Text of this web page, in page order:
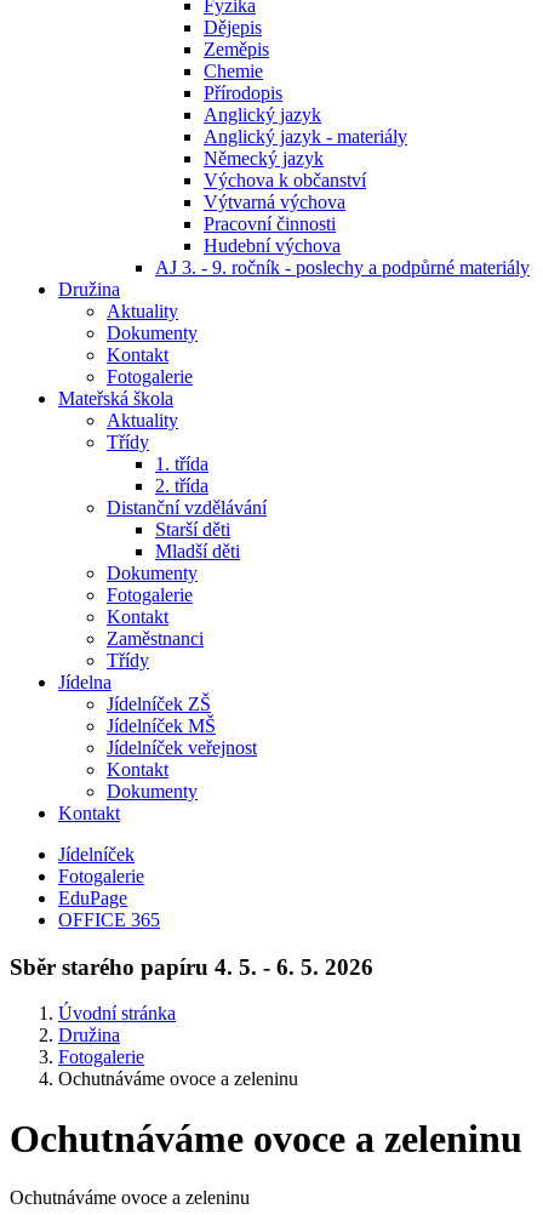
Fyzika
Dějepis
Zeměpis
Chemie
Přírodopis
Anglický jazyk
Anglický jazyk - materiály
Německý jazyk
Výchova k občanství
Výtvarná výchova
Pracovní činnosti
Hudební výchova
AJ 3. - 9. ročník - poslechy a podpůrné materiály
Družina
Aktuality
Dokumenty
Kontakt
Fotogalerie
Mateřská škola
Aktuality
Třídy
1. třída
2. třída
Distanční vzdělávání
Starší děti
Mladší děti
Dokumenty
Fotogalerie
Kontakt
Zaměstnanci
Třídy
Jídelna
Jídelníček ZŠ
Jídelníček MŠ
Jídelníček veřejnost
Kontakt
Dokumenty
Kontakt
Jídelníček
Fotogalerie
EduPage
OFFICE 365
Sběr starého papíru 4. 5. - 6. 5. 2026
Úvodní stránka
Družina
Fotogalerie
Ochutnáváme ovoce a zeleninu
Ochutnáváme ovoce a zeleninu
Ochutnáváme ovoce a zeleninu